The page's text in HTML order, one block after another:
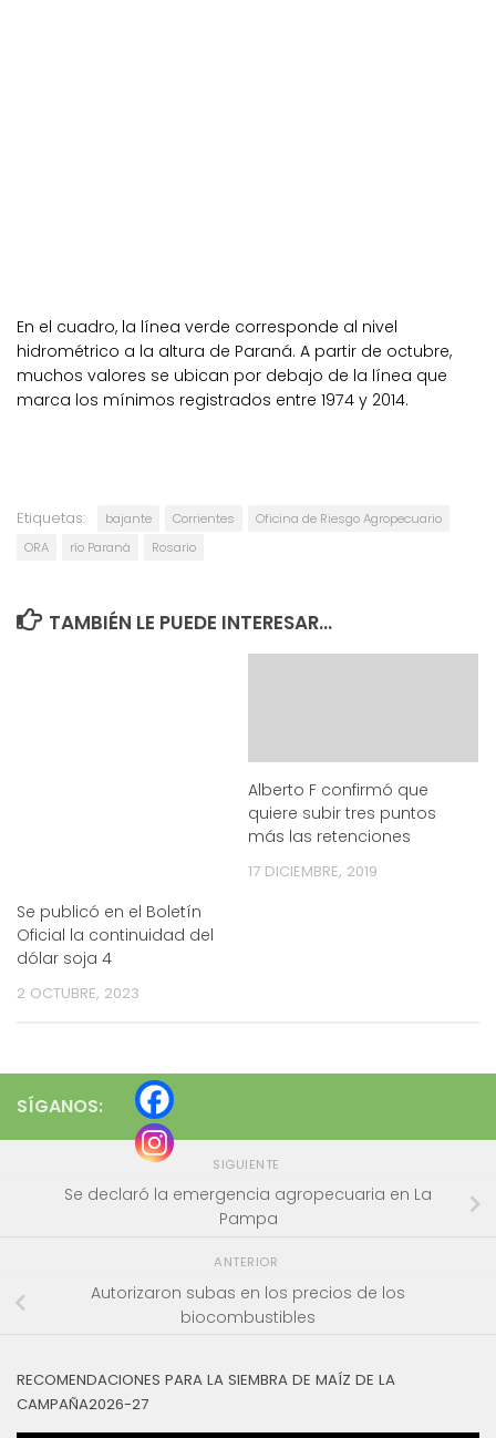
En el cuadro, la línea verde corresponde al nivel
hidrométrico a la altura de Paraná. A partir de octubre,
muchos valores se ubican por debajo de la línea que
marca los mínimos registrados entre 1974 y 2014.
Etiquetas: bajante Corrientes
Oficina de Riesgo Agropecuario
ORA
río Paraná Rosario
TAMBIÉN LE PUEDE INTERESAR...
Se publicó en el Boletín
Oficial la continuidad del
dólar soja 4
2 OCTUBRE, 2023
Alberto F confirmó que
quiere subir tres puntos
más las retenciones
17 DICIEMBRE, 2019
SÍGANOS:
SIGUIENTE
Se declaró la emergencia agropecuaria en La
Pampa
ANTERIOR
Autorizaron subas en los precios de los
biocombustibles
RECOMENDACIONES PARA LA SIEMBRA DE MAÍZ DE LA
CAMPAÑA2026-27